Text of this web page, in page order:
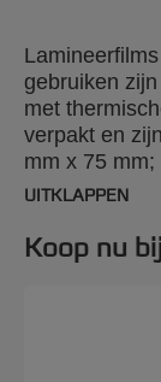
gebruiken
met
verpakt en
mm x 75
UITKLAPPEN
Koop nu bij